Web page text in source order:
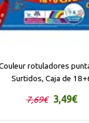
rotuladores
Surtidos, Caja de
7,69€ 3,49€